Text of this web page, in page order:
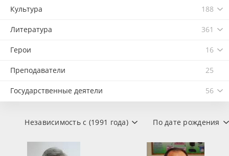
Культура 188
Литература 361
Герои 16
Преподаватели 25
Государственные деятели 56
По дате рождения
Независимость с (1991 года)